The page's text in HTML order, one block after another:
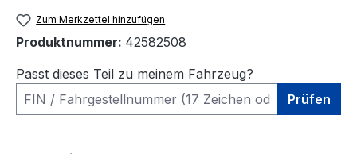
Zum Merkzettel hinzufügen
Produktnummer: 42582508
Passt dieses Teil zu meinem Fahrzeug?
Prüfen